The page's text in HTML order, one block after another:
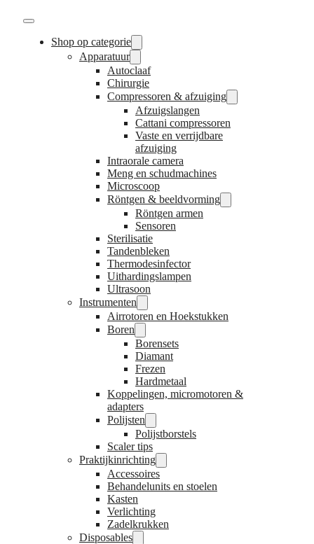
Shop op categorie
Apparatuur
Autoclaaf
Chirurgie
Compressoren & afzuiging
Afzuigslangen
Cattani compressoren
Vaste en verrijdbare
afzuiging
Intraorale camera
Meng en schudmachines
Microscoop
Röntgen & beeldvorming
Röntgen armen
Sensoren
Sterilisatie
Tandenbleken
Thermodesinfector
Uithardingslampen
Ultrasoon
Instrumenten
Airrotoren en Hoekstukken
Boren
Borensets
Diamant
Frezen
Hardmetaal
Koppelingen, micromotoren &
adapters
Polijsten
Polijstborstels
Scaler tips
Praktijkinrichting
Accessoires
Behandelunits en stoelen
Kasten
Verlichting
Zadelkrukken
Disposables